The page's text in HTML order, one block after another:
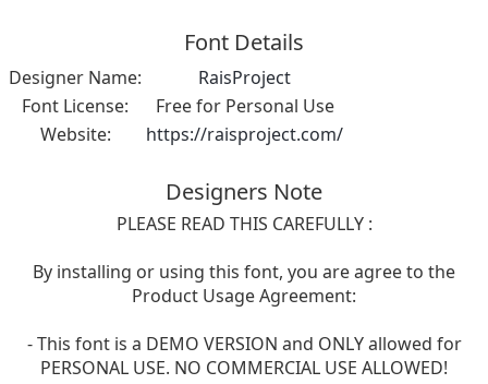
Font Details
Designer Name:
RaisProject
Font License:
Free for Personal Use
Website:
https://raisproject.com/
Designers Note
PLEASE READ THIS CAREFULLY :
By installing or using this font, you are agree to the
Product Usage Agreement:
- This font is a DEMO VERSION and ONLY allowed for
PERSONAL USE. NO COMMERCIAL USE ALLOWED!